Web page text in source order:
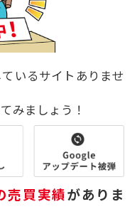
いるサイトありませ
みましょう！
売買実績がありま